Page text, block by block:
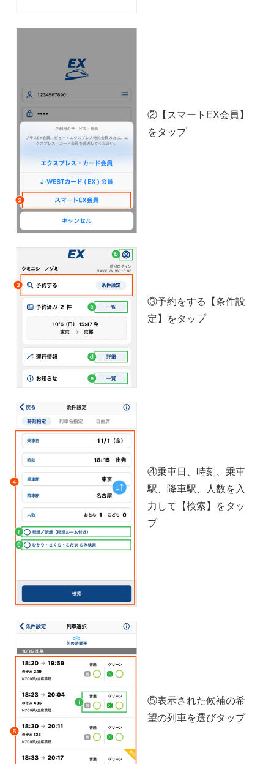
②【スマートEX会員】
をタップ
③予約をする【条件設
定】をタップ
④乗車日、時刻、乗車
駅、降車駅、人数を入
力して【検索】をタッ
プ
⑤表示された候補の希
望の列車を選びタップ